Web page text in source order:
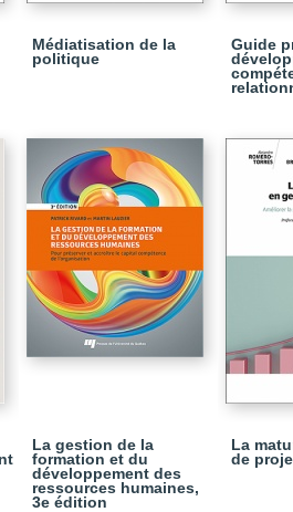
Médiatisation de la
politique
Guide
La gestion de la
formation et du
développement des
ressources humaines,
3e édition
La
de